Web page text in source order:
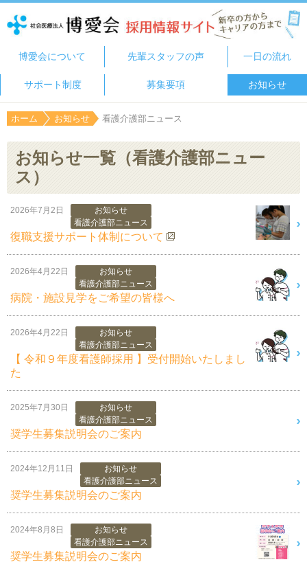
博愛会について 先輩スタッフの声 一日の流れ
サポート制度 募集要項 お知らせ
ホーム お知らせ 看護介護部ニュース
お知らせ一覧（看護介護部ニュー
ス）
2026年7月2日
お知らせ
看護介護部ニュース
復職支援サポート体制について
2026年4月22日
お知らせ
看護介護部ニュース
病院・施設見学をご希望の皆様へ
2026年4月22日
お知らせ
看護介護部ニュース
【 令和９年度看護師採用 】受付開始いたしまし
た
2025年7月30日
お知らせ
看護介護部ニュース
奨学生募集説明会のご案内
2024年12月11日
お知らせ
看護介護部ニュース
奨学生募集説明会のご案内
2024年8月8日
お知らせ
看護介護部ニュース
奨学生募集説明会のご案内